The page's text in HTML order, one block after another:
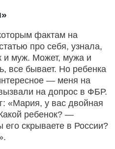
фактам на
про себя, узнала,
и муж. Может, мужа и
все бывает. Но ребенка
— меня на
на допрос в ФБР.
«Мария, у вас двойная
ребенок? —
скрываете в России?